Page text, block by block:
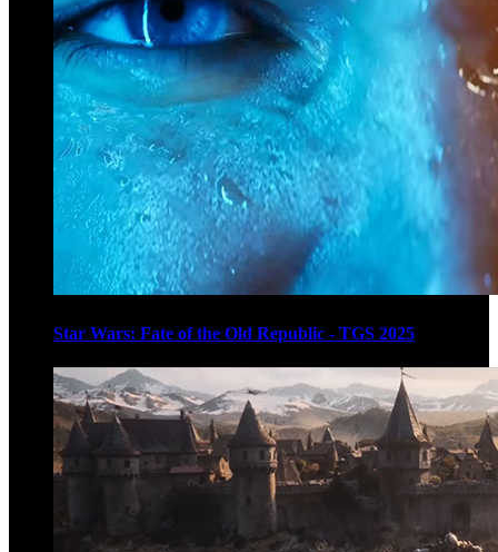
Star Wars: Fate of the Old Republic - TGS 2025